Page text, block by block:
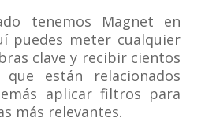
tenemos Magnet en
puedes meter cualquier
clave y recibir cientos
están relacionados
aplicar filtros para
más relevantes.